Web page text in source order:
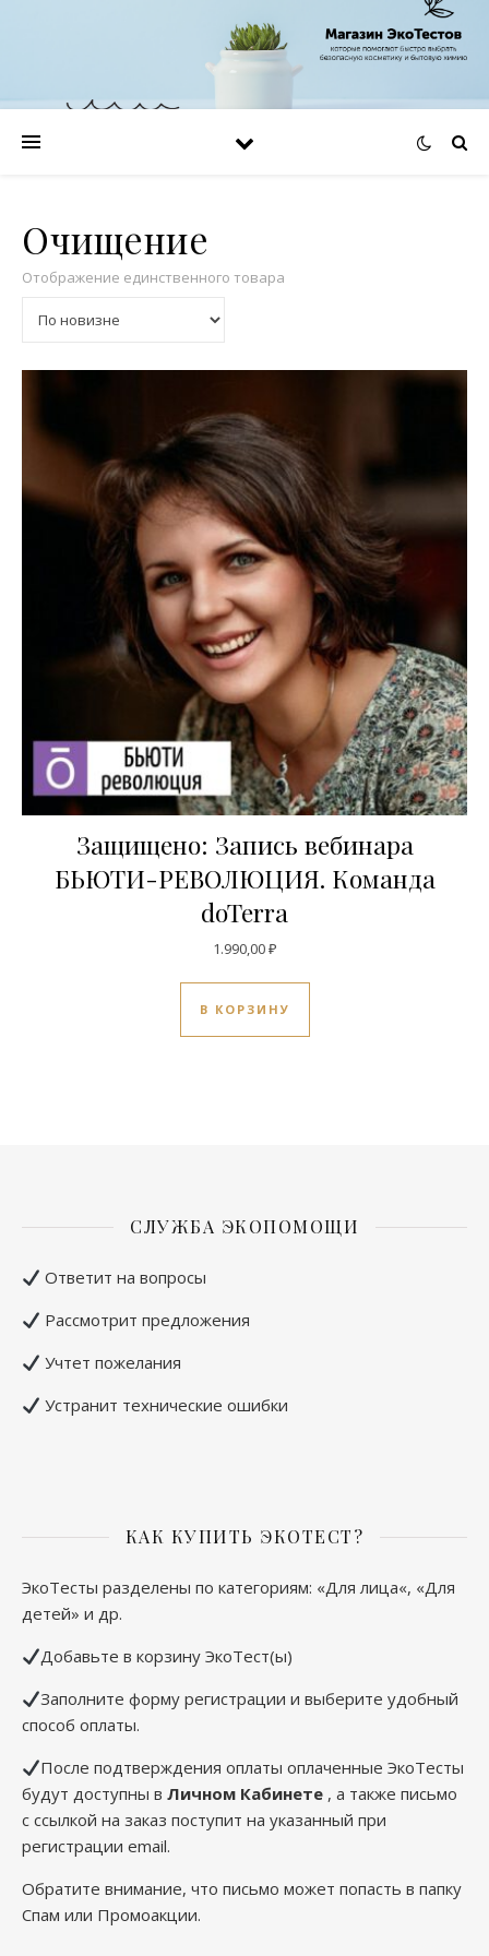
Очищение
Отображение единственного товара
Защищено: Запись вебинара
БЬЮТИ-РЕВОЛЮЦИЯ. Команда
doTerra
1.990,00₽
В КОРЗИНУ
СЛУЖБА ЭКОПОМОЩИ
Ответит на вопросы
Рассмотрит предложения
Учтет пожелания
Устранит технические ошибки
КАК КУПИТЬ ЭКОТЕСТ?
ЭкоТесты разделены по категориям: «Для лица«, «Для
детей» и др.
Добавьте в корзину ЭкоТест(ы)
Заполните форму регистрации и выберите удобный
способ оплаты.
После подтверждения оплаты оплаченные ЭкоТесты
будут доступны в Личном Кабинете , а также письмо
с ссылкой на заказ поступит на указанный при
регистрации email.
Обратите внимание, что письмо может попасть в папку
Спам или Промоакции.